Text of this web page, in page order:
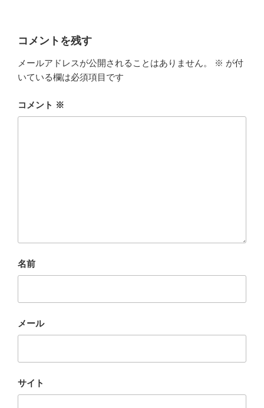
コメントを残す
メールアドレスが公開されることはありません。 ※ が付
いている欄は必須項目です
コメント ※
名前
メール
サイト